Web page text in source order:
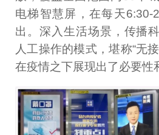
电梯智慧屏，在每天6:30-
出。深入生活场景，传播
人工操作的模式，堪称“无
在疫情之下展现出了必要性